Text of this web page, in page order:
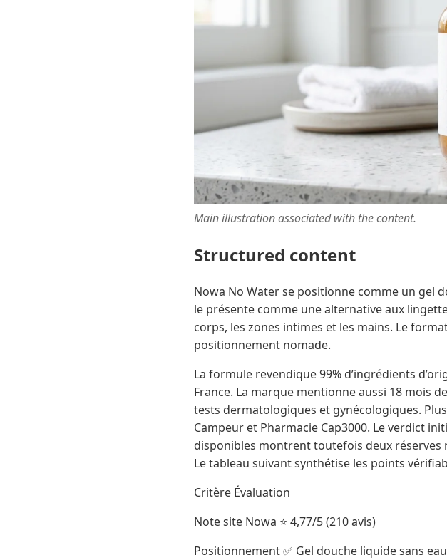
Main illustration associated with the content.
Structured content
Nowa No Water se positionne comme un gel
le présente comme une alternative aux
corps, les zones intimes et les mains. Le
positionnement nomade.
La formule revendique 99% d’ingrédients
France. La marque mentionne aussi 18 mois
tests dermatologiques et gynécologiques.
Campeur et Pharmacie Cap3000. Le verdict
disponibles montrent toutefois deux réserves
Le tableau suivant synthétise les points
Critère Évaluation
Note site Nowa ⭐ 4,77/5 (210 avis)
Positionnement ✅ Gel douche liquide sans